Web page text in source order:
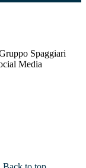
Spaggiari
Media